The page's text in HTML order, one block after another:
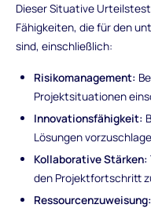
Dieser Situative
Fähigkeiten, die für den
sind, einschließlich:
Risikomanagement:
Projektsituationen
Innovationsfähigkeit:
Lösungen
Kollaborative Stärken:
den Projektfortschritt
Ressourcenzuweisung: